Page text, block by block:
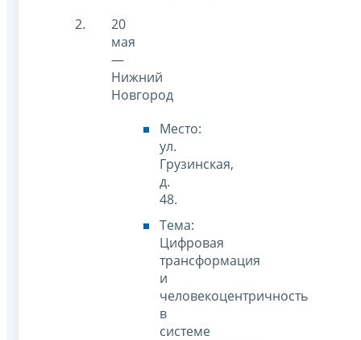
20
мая
—
Нижний
Новгород
Место:
ул.
Грузинская,
д.
48.
Тема:
Цифровая
трансформация
и
человекоцентричность
в
системе